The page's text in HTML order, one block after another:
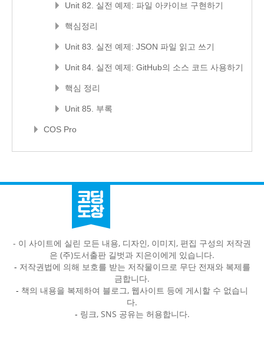
Unit 82. 실전 예제: 파일 아카이브 구현하기
핵심정리
Unit 83. 실전 예제: JSON 파일 읽고 쓰기
Unit 84. 실전 예제: GitHub의 소스 코드 사용하기
핵심 정리
Unit 85. 부록
COS Pro
- 이 사이트에 실린 모든 내용, 디자인, 이미지, 편집 구성의 저작권
은 (주)도서출판 길벗과 지은이에게 있습니다.
- 저작권법에 의해 보호를 받는 저작물이므로 무단 전재와 복제를
금합니다.
- 책의 내용을 복제하여 블로그, 웹사이트 등에 게시할 수 없습니
다.
- 링크, SNS 공유는 허용합니다.